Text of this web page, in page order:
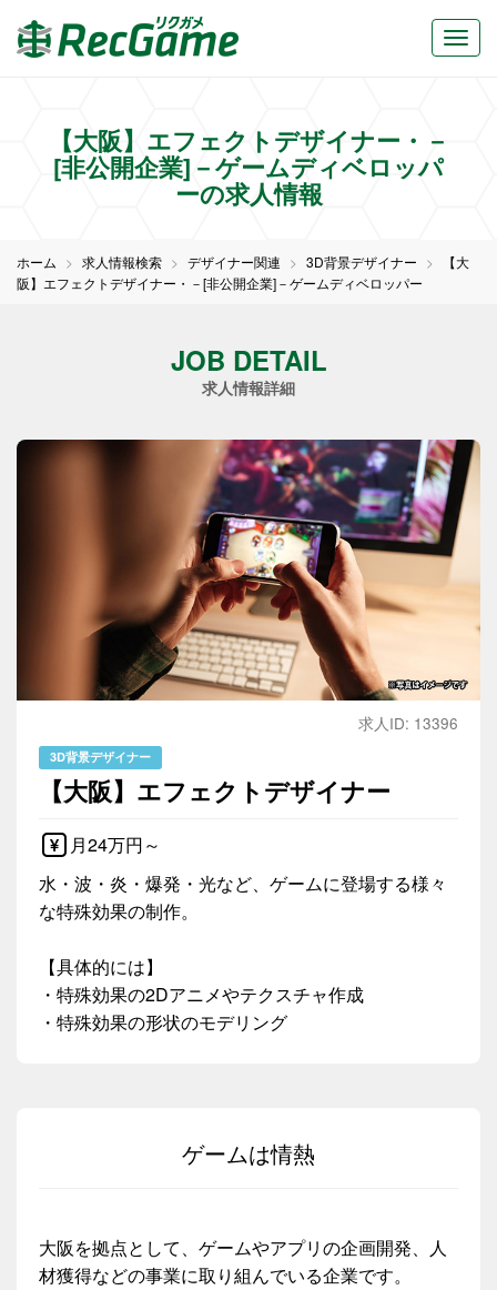
【大阪】エフェクトデザイナー・－
[非公開企業]－ゲームディベロッパ
ーの求人情報
ホーム 求人情報検索 デザイナー関連 3D背景デザイナー
【大
阪】エフェクトデザイナー・－[非公開企業]－ゲームディベロッパー
JOB DETAIL
求人情報詳細
求人ID: 13396
3D背景デザイナー
【大阪】エフェクトデザイナー
月24万円～
水・波・炎・爆発・光など、ゲームに登場する様々
な特殊効果の制作。
【具体的には】
・特殊効果の2Dアニメやテクスチャ作成
・特殊効果の形状のモデリング
ゲームは情熱
大阪を拠点として、ゲームやアプリの企画開発、人
材獲得などの事業に取り組んでいる企業です。